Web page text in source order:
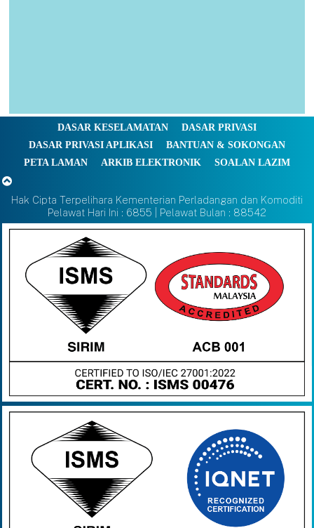
DASAR KESELAMATAN
DASAR PRIVASI
DASAR PRIVASI APLIKASI
BANTUAN & SOKONGAN
PETA LAMAN
ARKIB ELEKTRONIK SOALAN LAZIM
Hak Cipta Terpelihara Kementerian Perladangan dan Komoditi
Pelawat Hari Ini : 6855 | Pelawat Bulan : 88542